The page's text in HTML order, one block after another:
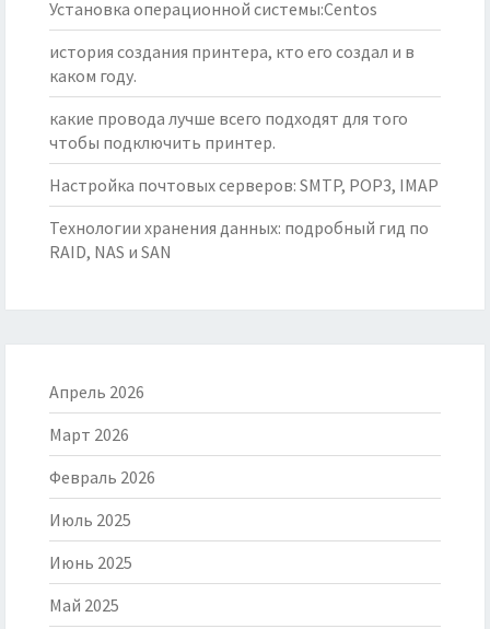
Установка операционной системы:Centos
история создания принтера, кто его создал и в
каком году.
какие провода лучше всего подходят для того
чтобы подключить принтер.
Настройка почтовых серверов: SMTP, POP3, IMAP
Технологии хранения данных: подробный гид по
RAID, NAS и SAN
Апрель 2026
Март 2026
Февраль 2026
Июль 2025
Июнь 2025
Май 2025